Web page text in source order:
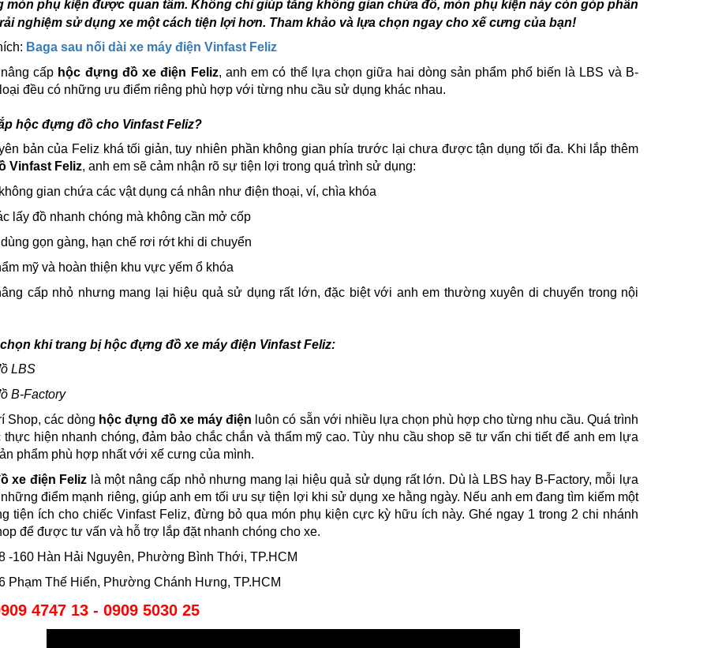
món phụ kiện được quan tâm. Không chỉ giúp tăng không gian chứa đồ, món phụ kiện này còn góp phần
nghiệm sử dụng xe một cách tiện lợi hơn. Tham khảo và lựa chọn ngay cho xế cưng của bạn!
Baga sau nối dài xe máy điện Vinfast Feliz
cấp hộc đựng đồ xe điện Feliz, anh em có thể lựa chọn giữa hai dòng sản phẩm phổ biến là LBS và B-
đều có những ưu điểm riêng phù hợp với từng nhu cầu sử dụng khác nhau.
hộc đựng đồ cho Vinfast Feliz?
bản của Feliz khá tối giản, tuy nhiên phần không gian phía trước lại chưa được tận dụng tối đa. Khi lắp thêm
Vinfast Feliz, anh em sẽ cảm nhận rõ sự tiện lợi trong quá trình sử dụng:
gian chứa các vật dụng cá nhân như điện thoại, ví, chìa khóa
lấy đồ nhanh chóng mà không cần mở cốp
gọn gàng, hạn chế rơi rớt khi di chuyển
mỹ và hoàn thiện khu vực yếm ổ khóa
cấp nhỏ nhưng mang lại hiệu quả sử dụng rất lớn, đặc biệt với anh em thường xuyên di chuyển trong nội
khi trang bị hộc đựng đồ xe máy điện Vinfast Feliz:
LBS
B-Factory
Shop, các dòng hộc đựng đồ xe máy điện luôn có sẵn với nhiều lựa chọn phù hợp cho từng nhu cầu. Quá trình
thực hiện nhanh chóng, đảm bảo chắc chắn và thẩm mỹ cao. Tùy nhu cầu shop sẽ tư vấn chi tiết để anh em lựa
phẩm phù hợp nhất với xế cưng của mình.
xe điện Feliz là một nâng cấp nhỏ nhưng mang lại hiệu quả sử dụng rất lớn. Dù là LBS hay B-Factory, mỗi lựa
điểm mạnh riêng, giúp anh em tối ưu sự tiện lợi khi sử dụng xe hằng ngày. Nếu anh em đang tìm kiếm một
tiện ích cho chiếc Vinfast Feliz, đừng bỏ qua món phụ kiện cực kỳ hữu ích này. Ghé ngay 1 trong 2 chi nhánh
để được tư vấn và hỗ trợ lắp đặt nhanh chóng cho xe.
-160 Hàn Hải Nguyên, Phường Bình Thới, TP.HCM
Phạm Thế Hiển, Phường Chánh Hưng, TP.HCM
4747 13 - 0909 5030 25